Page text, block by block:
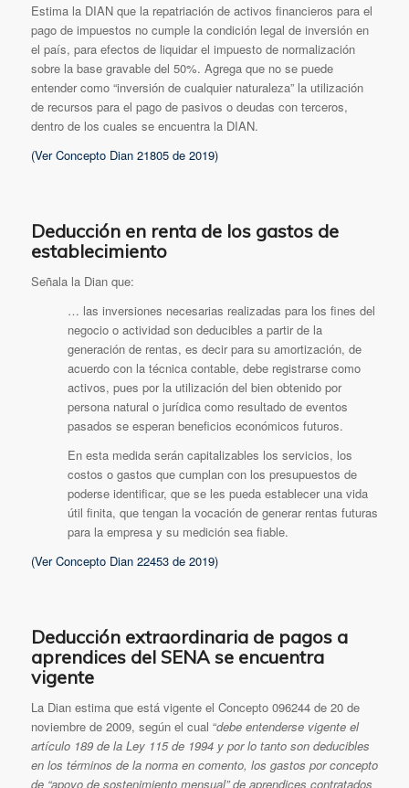
Estima la DIAN que la repatriación de activos financieros para el
pago de impuestos no cumple la condición legal de inversión en
el país, para efectos de liquidar el impuesto de normalización
sobre la base gravable del 50%. Agrega que no se puede
entender como “inversión de cualquier naturaleza” la utilización
de recursos para el pago de pasivos o deudas con terceros,
dentro de los cuales se encuentra la DIAN.
(Ver Concepto Dian 21805 de 2019)
Deducción en renta de los gastos de
establecimiento
Señala la Dian que:
… las inversiones necesarias realizadas para los fines del
negocio o actividad son deducibles a partir de la
generación de rentas, es decir para su amortización, de
acuerdo con la técnica contable, debe registrarse como
activos, pues por la utilización del bien obtenido por
persona natural o jurídica como resultado de eventos
pasados se esperan beneficios económicos futuros.
En esta medida serán capitalizables los servicios, los
costos o gastos que cumplan con los presupuestos de
poderse identificar, que se les pueda establecer una vida
útil finita, que tengan la vocación de generar rentas futuras
para la empresa y su medición sea fiable.
(Ver Concepto Dian 22453 de 2019)
Deducción extraordinaria de pagos a
aprendices del SENA se encuentra
vigente
La Dian estima que está vigente el Concepto 096244 de 20 de
noviembre de 2009, según el cual “debe entenderse vigente el
artículo 189 de la Ley 115 de 1994 y por lo tanto son deducibles
en los términos de la norma en comento, los gastos por concepto
de “apoyo de sostenimiento mensual” de aprendices contratados